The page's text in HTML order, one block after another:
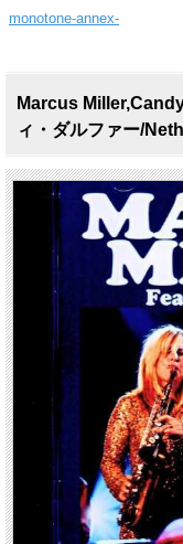
monotone-annex-
Marcus
ィ・ダルファー/